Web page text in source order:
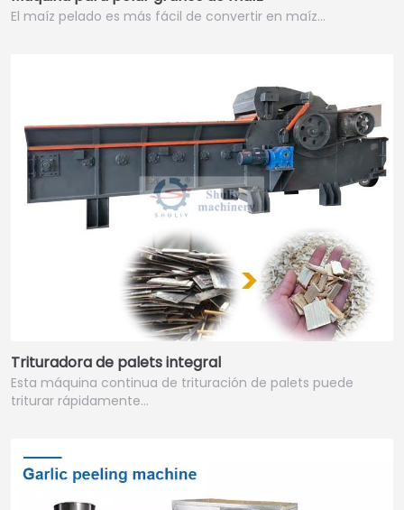
El maíz pelado es más fácil de convertir en maíz…
Trituradora de palets integral
Esta máquina continua de trituración de palets puede
triturar rápidamente…